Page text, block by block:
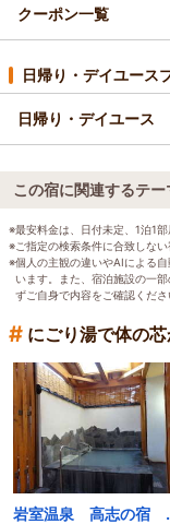
クーポン一覧
日帰り・デイユース
日帰り・デイユース
この宿に関連するテ
※最安料金は、日付未定、1泊1部
※ご指定の検索条件に合致しない
※個人の主観の違いやAIによる
います。また、宿泊施設の一
ずご自身で内容をご確認くださ
# にごり湯で体の
岩室